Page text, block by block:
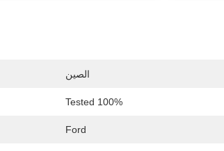
الصين
100% Tested
Ford